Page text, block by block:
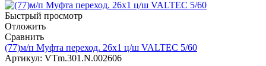
Быстрый просмотр
Отложить
Сравнить
(77)м/п Муфта переход. 26х1 ц/ш VALTEC 5/60
Артикул: VTm.301.N.002606